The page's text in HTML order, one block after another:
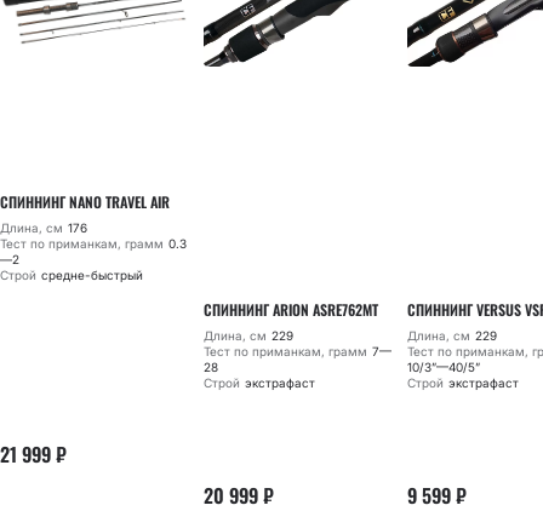
СПИННИНГ NANO TRAVEL AIR
Длина, см 176
Тест по приманкам, грамм 0.3
—2
Строй средне-быстрый
21 999₽
СПИННИНГ ARION ASRE762MT
Длина, см 229
Тест по приманкам, грамм 7—
28
Строй экстрафаст
20 999₽
СПИННИНГ VERSUS
Длина, см 229
Тест по приманкам,
10/3”—40/5”
Строй экстрафаст
9 599₽